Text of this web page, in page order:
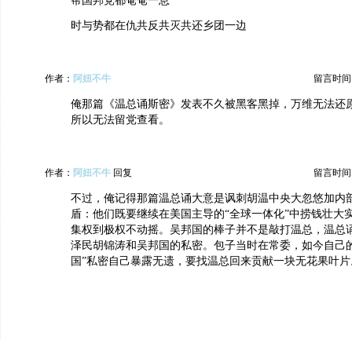
时与势都在仇共反共灭共还乡团一边
作者： 阿妞不牛 留言时间
俺那篇《温总诵斯密》发表不久被黑客黑掉，万维无法还
所以无法留党查看。
作者： 阿妞不牛 回复 留言时间
不过，俺记得那篇温总诵大意是讽刺胡温中央大忽悠加内
盾：他们既要继续在美国主导的“全球一体化”中捞钱壮大
集权到极权不动摇。吴邦国的棒子并不是敲打温总，温总
泽民胡锦涛和吴邦国的私密。包子当时在常委，如今自己
国”私密自己暴露无遗，要找温总回来贡献一块无花果叶